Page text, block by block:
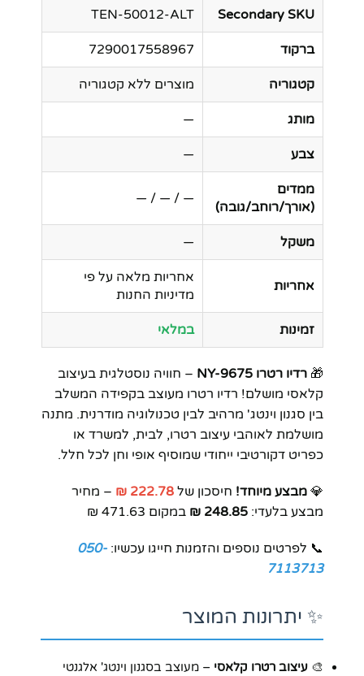
Secondary SKU
TEN-50012-ALT
ברקוד 7290017558967
קטגוריה מוצרים ללא קטגוריה
מותג —
צבע —
ממדים
(אורך/רוחב/גובה)
— / — / —
משקל —
אחריות
אחריות מלאה על פי
מדיניות החנות
זמינות במלאי
🎁 רדיו רטרו NY-9675
– חוויה נוסטלגית בעיצוב
קלאסי מושלם! רדיו רטרו מעוצב בקפידה המשלב
בין סגנון וינטג' מרהיב לבין טכנולוגיה מודרנית. מתנה
מושלמת לאוהבי עיצוב רטרו, לבית, למשרד או
כפריט דקורטיבי ייחודי שמוסיף אופי וחן לכל חלל.
💎 מבצע מיוחד! חיסכון של 222.78 ₪
– מחיר
מבצע בלעדי: 248.85 ₪ במקום 471.63 ₪
📞 לפרטים נוספים והזמנות חייגו עכשיו: 050-
7113713
✨ יתרונות המוצר
🎨 עיצוב רטרו קלאסי – מעוצב בסגנון וינטג' אלגנטי